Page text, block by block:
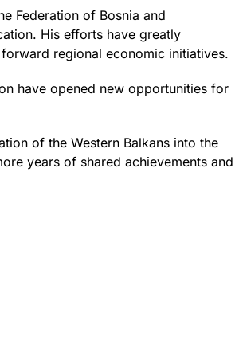
Federation of Bosnia and
His efforts have greatly
regional economic initiatives.
have opened new opportunities for
of the Western Balkans into the
years of shared achievements and